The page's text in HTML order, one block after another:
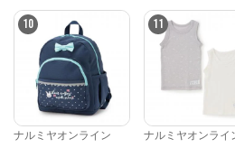
10
ナルミヤオンライン
11
ナルミヤオンライ